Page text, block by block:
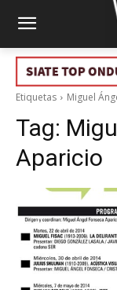
Etiquetas Miguel
Tag:
Aparicio